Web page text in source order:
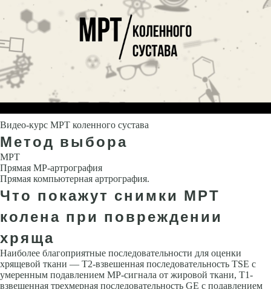
Видео-курс МРТ коленного сустава
Метод выбора
МРТ
Прямая МР-артрография
Прямая компьютерная артрография.
Что покажут снимки МРТ
колена при повреждении
хряща
Наиболее благоприятные последовательности для оценки
хрящевой ткани — Т2-взвешенная последовательность ТSЕ с
умеренным подавлением МР-сигнала от жировой ткани, Т1-
взвешенная трехмерная последовательность GЕ с подавлением